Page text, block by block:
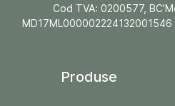
Cod TVA: 0200577,
Produse